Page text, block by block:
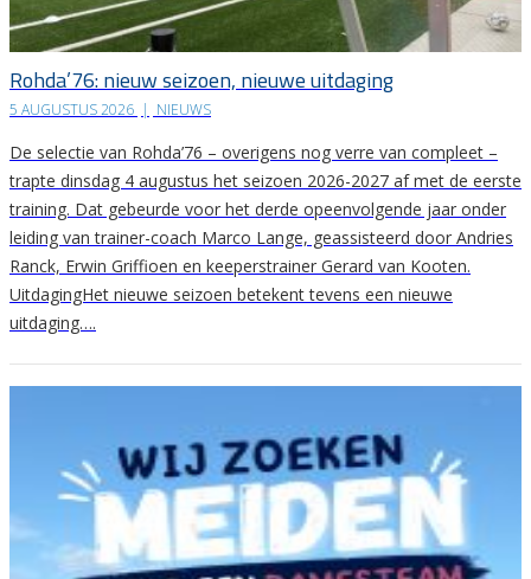
Rohda’76: nieuw seizoen, nieuwe uitdaging
5 AUGUSTUS 2026 | NIEUWS
De selectie van Rohda’76 – overigens nog verre van compleet –
trapte dinsdag 4 augustus het seizoen 2026-2027 af met de eerste
training. Dat gebeurde voor het derde opeenvolgende jaar onder
leiding van trainer-coach Marco Lange, geassisteerd door Andries
Ranck, Erwin Griffioen en keeperstrainer Gerard van Kooten.
UitdagingHet nieuwe seizoen betekent tevens een nieuwe
uitdaging….